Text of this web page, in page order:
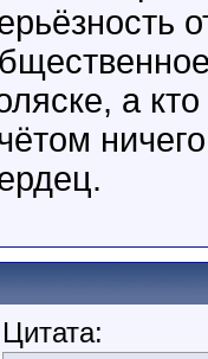
а
Цитата: